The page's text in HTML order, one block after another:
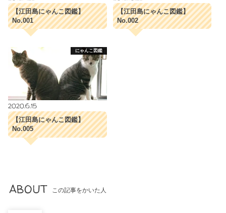
【江田島にゃんこ図鑑】
No.001
【江田島にゃんこ図鑑】
No.002
にゃんこ図鑑
2020.6.15
【江田島にゃんこ図鑑】
No.005
ABOUT この記事をかいた人